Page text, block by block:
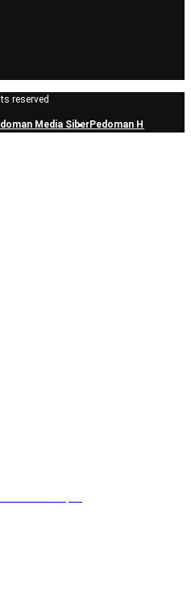
reserved
Media SiberPedoman Hak Jawab